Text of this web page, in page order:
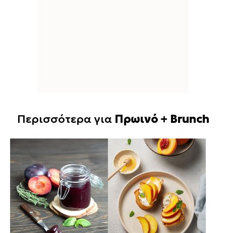
Περισσότερα για Πρωινό + Brunch